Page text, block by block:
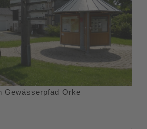
Gewässerpfad Orke